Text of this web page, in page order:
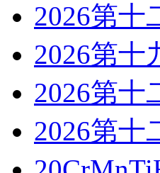
2026第十
2026第十
2026第十
2026第十